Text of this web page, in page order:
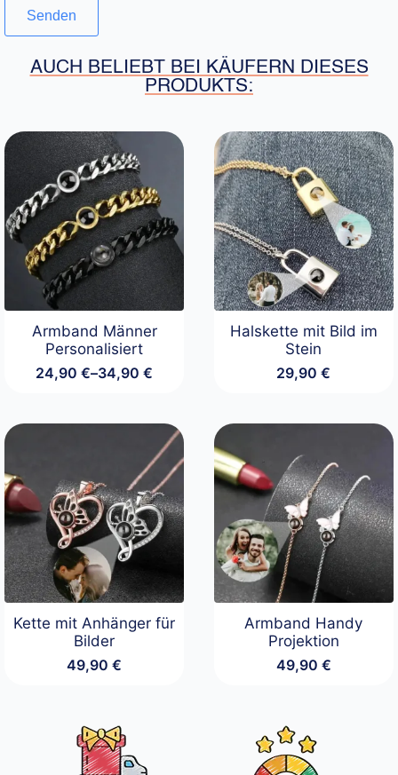
AUCH BELIEBT BEI KÄUFERN DIESES
PRODUKTS:
Armband Männer
Personalisiert
24,90€–34,90€
Preisspanne:
Halskette mit Bild im
Stein
29,90€
Kette mit Anhänger für
Bilder
49,90€
Armband Handy
Projektion
49,90 €